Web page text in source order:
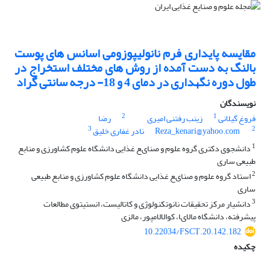
مقایسه پایداری فرم نانولیپوزومی اسانس های پوست
بالنگ به دست آمده از روش های مختلف استخراج در
طول دوره نگهداری در دمای 4 و 18- درجه سانتی گراد
نویسندگان
فروغ گیلانی1 زینب رفتنی امیری 2 رضا
Reza_kenari@yahoo.com 2 نادر غفاری خلیق3
1 دانشجوی دکتری گروه ﻋﻠﻮم و ﺻﻨﺎیﻊ ﻏﺬایی دانشگاه ﻋﻠﻮم کشاورزی و ﻣﻨﺎﺑﻊ
طبیعی ﺳﺎری
2اﺳﺘﺎد گروه ﻋﻠﻮم و ﺻﻨﺎیﻊ ﻏﺬایی دانشگاه ﻋﻠﻮم کشاورزی و ﻣﻨﺎﺑﻊ طبیعی
ﺳﺎری
3داﻧﺸﯿﺎر ﻣﺮکز ﺗﺤﻘﯿﻘﺎت ﻧﺎﻧﻮتکنولوژی و کاﺗﺎﻟﯿﺴﺖ، اﻧﺴﺘﯿﺘﻮی ﻣﻄﺎﻟﻌﺎت
پیشرفته، دانشگاه ﻣﺎﻻیﺎ، کوالالامپور، ﻣﺎﻟﺰی
10.22034/FSCT.20.142.182
چکیده